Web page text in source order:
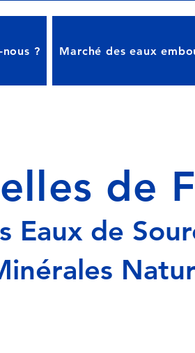
? Marché des eaux
de
Eaux de